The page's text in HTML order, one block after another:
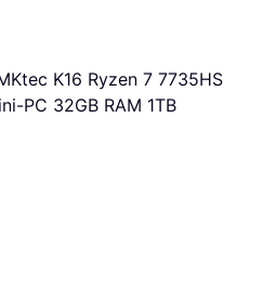
K16 Ryzen 7 7735HS
PC 32GB RAM 1TB